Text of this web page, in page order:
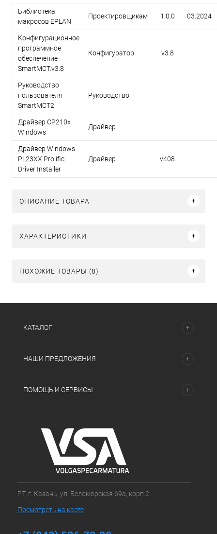
Библиотека
макросов EPLAN
Проектировщикам 1.0.0 03.2024
Конфигурационное
программное
обеспечение
SmartMCT.v3.8
Конфигуратор v3.8
Руководство
пользователя
SmartMCT2
Руководство
Драйвер CP210x
Windows
Драйвер
Драйвер Windows
PL23XX Prolific
Driver Installer
Драйвер v408
ОПИСАНИЕ ТОВАРА
ХАРАКТЕРИСТИКИ
ПОХОЖИЕ ТОВАРЫ (8)
КАТАЛОГ
НАШИ ПРЕДЛОЖЕНИЯ
ПОМОЩЬ И СЕРВИСЫ
РТ, г. Казань, ул. Беломорская 69а, корп.2
Посмотреть на карте